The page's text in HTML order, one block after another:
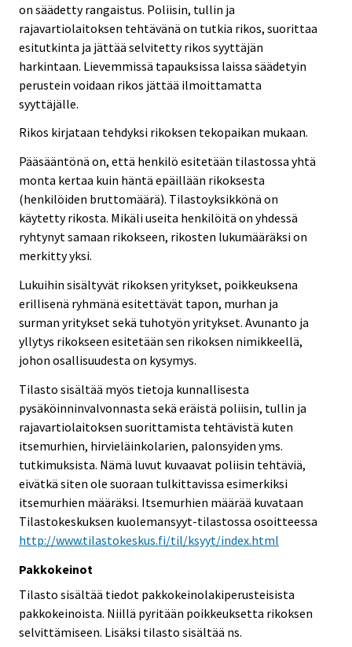
on säädetty rangaistus. Poliisin, tullin ja
rajavartiolaitoksen tehtävänä on tutkia rikos, suorittaa
esitutkinta ja jättää selvitetty rikos syyttäjän
harkintaan. Lievemmissä tapauksissa laissa säädetyin
perustein voidaan rikos jättää ilmoittamatta
syyttäjälle.
Rikos kirjataan tehdyksi rikoksen tekopaikan mukaan.
Pääsääntönä on, että henkilö esitetään tilastossa yhtä
monta kertaa kuin häntä epäillään rikoksesta
(henkilöiden bruttomäärä). Tilastoyksikkönä on
käytetty rikosta. Mikäli useita henkilöitä on yhdessä
ryhtynyt samaan rikokseen, rikosten lukumääräksi on
merkitty yksi.
Lukuihin sisältyvät rikoksen yritykset, poikkeuksena
erillisenä ryhmänä esitettävät tapon, murhan ja
surman yritykset sekä tuhotyön yritykset. Avunanto ja
yllytys rikokseen esitetään sen rikoksen nimikkeellä,
johon osallisuudesta on kysymys.
Tilasto sisältää myös tietoja kunnallisesta
pysäköinninvalvonnasta sekä eräistä poliisin, tullin ja
rajavartiolaitoksen suorittamista tehtävistä kuten
itsemurhien, hirvieläinkolarien, palonsyiden yms.
tutkimuksista. Nämä luvut kuvaavat poliisin tehtäviä,
eivätkä siten ole suoraan tulkittavissa esimerkiksi
itsemurhien määräksi. Itsemurhien määrää kuvataan
Tilastokeskuksen kuolemansyyt-tilastossa osoitteessa
http://www.tilastokeskus.fi/til/ksyyt/index.html
Pakkokeinot
Tilasto sisältää tiedot pakkokeinolakiperusteisista
pakkokeinoista. Niillä pyritään poikkeuksetta rikoksen
selvittämiseen. Lisäksi tilasto sisältää ns.